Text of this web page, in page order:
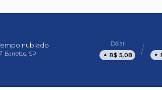
nublado
Barretos, SP
Dólar
R$ 5,08